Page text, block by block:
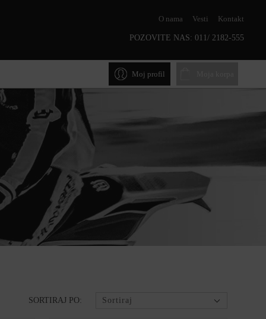
O nama Vesti Kontakt
POZOVITE NAS: 011/ 2182-555
Moj profil
SORTIRAJ PO: Sortiraj